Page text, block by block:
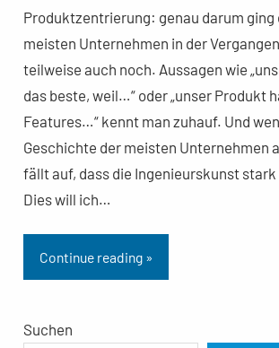
Produktzentrierung: genau darum ging
meisten Unternehmen in der
teilweise auch noch. Aussagen wie
das beste, weil…“ oder „unser Produkt
Features…“ kennt man zuhauf. Und
Geschichte der meisten Unternehmen
fällt auf, dass die Ingenieurskunst
Dies will ich…
Continue reading »
Suchen